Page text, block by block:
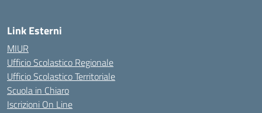
Link Esterni
MIUR
Ufficio Scolastico Regionale
Ufficio Scolastico Territoriale
Scuola in Chiaro
Iscrizioni On Line